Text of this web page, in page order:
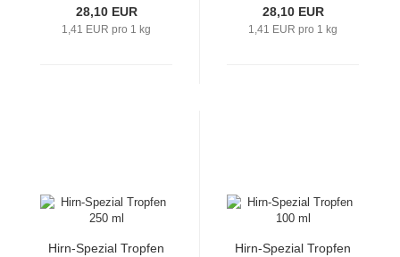
28,10 EUR
1,41 EUR pro 1 kg
28,10 EUR
1,41 EUR pro 1 kg
Hirn-​Spe­zi­al Trop­fen
Hirn-​Spe­zi­al Trop­fen